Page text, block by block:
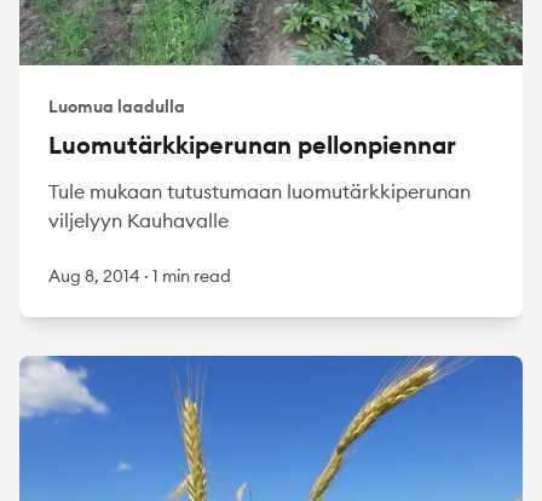
Luomua laadulla
Luomutärkkiperunan pellonpiennar
Tule mukaan tutustumaan luomutärkkiperunan
viljelyyn Kauhavalle
Aug 8, 2014 · 1 min read